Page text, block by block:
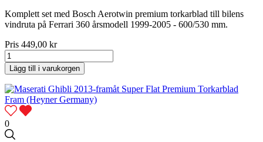
Komplett set med Bosch Aerotwin premium torkarblad till bilens
vindruta på Ferrari 360 årsmodell 1999-2005 - 600/530 mm.
Pris 449,00 kr
Lägg till i varukorgen
0